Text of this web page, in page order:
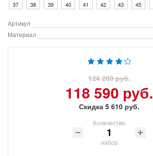
37 38 39 40 41 42 43 45
Артикул
Материал
124 200 руб.
118 590 руб.
Скидка 5 610 руб.
Количество
набор